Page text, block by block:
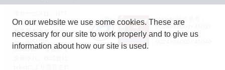
ドコモグループの新
規事業創出プログラ
ム「docomo
STARTUP」を通じて
JASRAC許諾番号：
9024936001Y45037
JASRAC許諾番号：
On our website we use some cookies. These are
necessary for our site to work properly and to give us
information about how our site is used.